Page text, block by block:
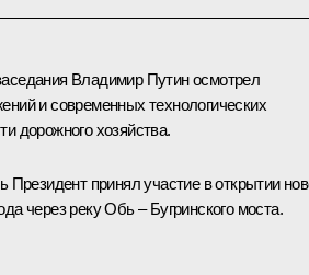
Владимир Путин осмотрел
и современных технологических
дорожного хозяйства.
Президент принял участие воткрытии
через реку Обь – Бугринского моста.